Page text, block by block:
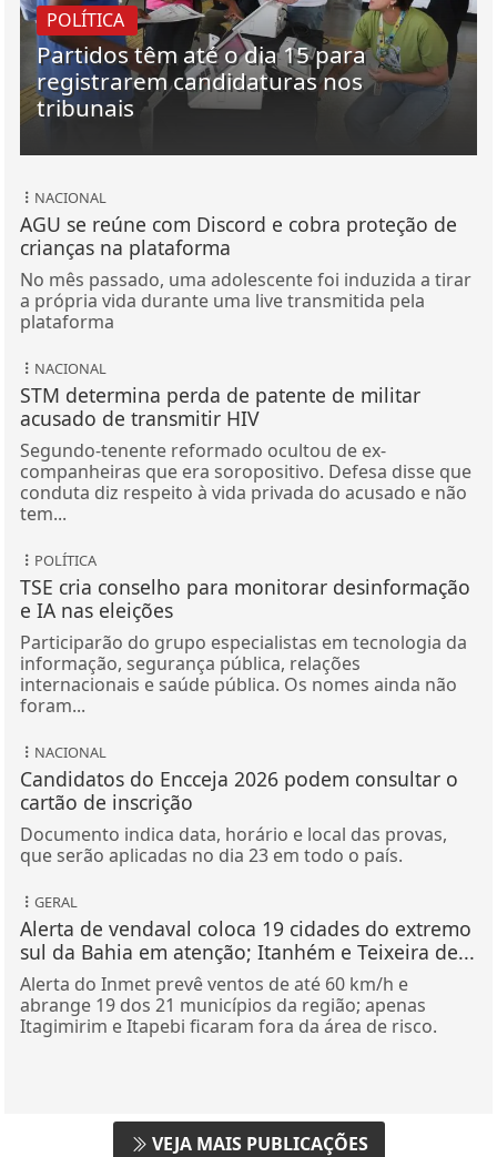
POLÍTICA
Partidos têm até o dia 15 para
registrarem candidaturas nos
tribunais
NACIONAL
AGU se reúne com Discord e cobra proteção de
crianças na plataforma
No mês passado, uma adolescente foi induzida a tirar
a própria vida durante uma live transmitida pela
plataforma
NACIONAL
STM determina perda de patente de militar
acusado de transmitir HIV
Segundo-tenente reformado ocultou de ex-
companheiras que era soropositivo. Defesa disse que
conduta diz respeito à vida privada do acusado e não
tem...
POLÍTICA
TSE cria conselho para monitorar desinformação
e IA nas eleições
Participarão do grupo especialistas em tecnologia da
informação, segurança pública, relações
internacionais e saúde pública. Os nomes ainda não
foram...
NACIONAL
Candidatos do Encceja 2026 podem consultar o
cartão de inscrição
Documento indica data, horário e local das provas,
que serão aplicadas no dia 23 em todo o país.
GERAL
Alerta de vendaval coloca 19 cidades do extremo
sul da Bahia em atenção; Itanhém e Teixeira de...
Alerta do Inmet prevê ventos de até 60 km/h e
abrange 19 dos 21 municípios da região; apenas
Itagimirim e Itapebi ficaram fora da área de risco.
VEJA MAIS PUBLICAÇÕES